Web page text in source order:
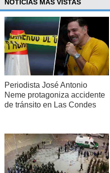
NOTICIAS MÁS VISTAS
Periodista José Antonio
Neme protagoniza accidente
de tránsito en Las Condes